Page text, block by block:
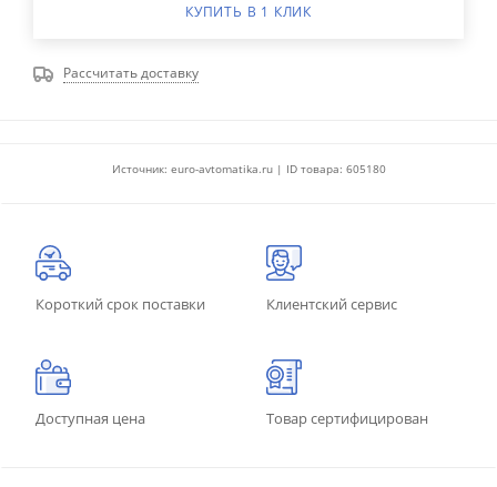
КУПИТЬ В 1 КЛИК
Рассчитать доставку
Источник: euro-avtomatika.ru | ID товара: 605180
Короткий срок поставки Клиентский сервис
Доступная цена Товар сертифицирован